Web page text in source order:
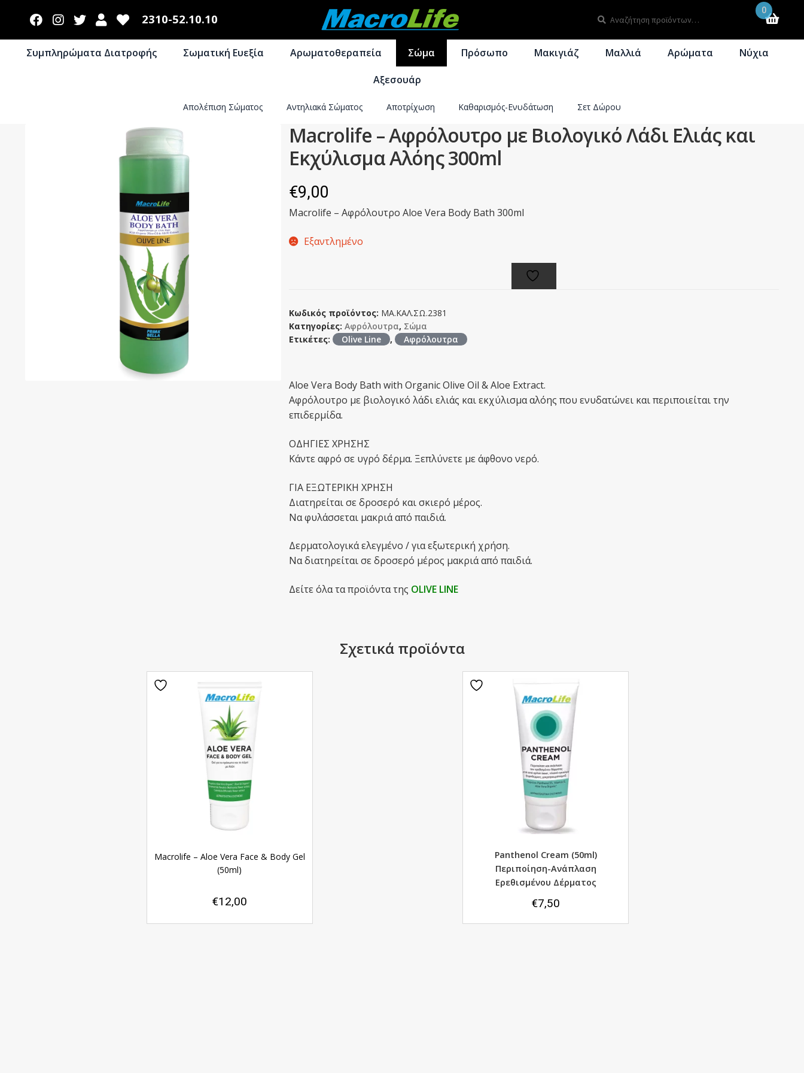
Απευθείας
στην
πλοήγηση
Μετάβαση
περιεχόμενο
2310-52.10.10
για:
0
Συμπληρώματα Διατροφής Σωματική Ευεξία Αρωματοθεραπεία Σώμα
Απολέπιση Σώματος Αντηλιακά Σώματος Αποτρίχωση Καθαρισμός-Ενυδάτωση Σετ Δώρου
Πρόσωπο Μακιγιάζ Μαλλιά Αρώματα Νύχια
Αξεσουάρ
Macrolife – Aφρόλουτρο με Βιολογικό Λάδι Ελιάς και
Εκχύλισμα Αλόης 300ml
€9,00
Macrolife – Αφρόλουτρο Aloe Vera Body Bath 300ml
Εξαντλημένο
Κωδικός προϊόντος: ΜΑ.ΚΑΛ.ΣΩ.2381
Κατηγορίες: Αφρόλουτρα, Σώμα
Ετικέτες:
Olive Line , Αφρόλουτρα
Aloe Vera Body Bath with Organic Olive Oil & Aloe Extract.
Αφρόλουτρο με βιολογικό λάδι ελιάς και εκχύλισμα αλόης που ενυδατώνει και περιποιείται την
επιδερμίδα.
ΟΔΗΓΙΕΣ ΧΡΗΣΗΣ
Kάντε αφρό σε υγρό δέρμα. Ξεπλύνετε με άφθονο νερό.
ΓΙΑ ΕΞΩΤΕΡΙΚΗ ΧΡΗΣΗ
Διατηρείται σε δροσερό και σκιερό μέρος.
Να φυλάσσεται μακριά από παιδιά.
Δερματολογικά ελεγμένο / για εξωτερική χρήση.
Να διατηρείται σε δροσερό μέρος μακριά από παιδιά.
Δείτε όλα τα προϊόντα της OLIVE LINE
Σχετικά προϊόντα
Macrolife – Aloe Vera Face & Body Gel
(50ml)
€12,00
Panthenol Cream (50ml)
Περιποίηση-Ανάπλαση
Ερεθισμένου Δέρματος
€7,50